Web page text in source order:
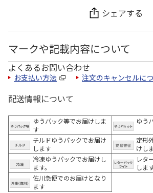
シェアする
マークや記載内容について
よくあるお問い合わせ
お支払い方法 注文のキャンセルに
配送情報について
ゆうパック等でお届けしま
す
ゆう
チルドゆうパックでお届け
します
定形
けし
冷凍ゆうパックでお届けし
ます。
レタ
しま
佐川急便でのお届けとなり
ます